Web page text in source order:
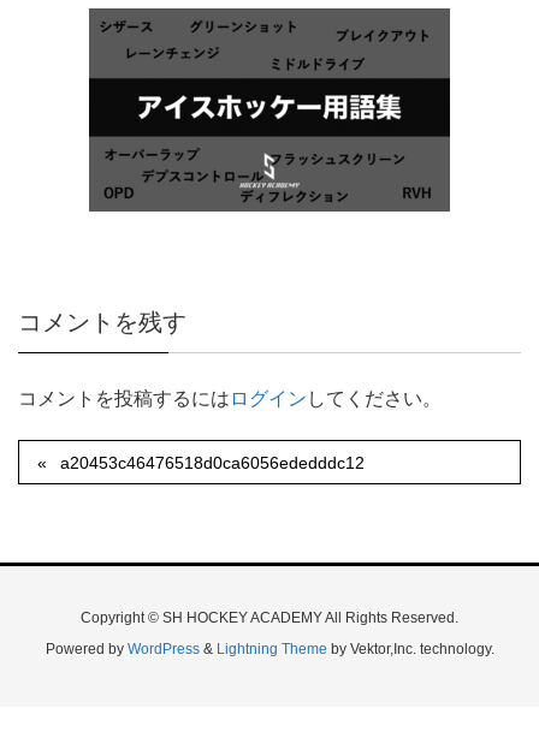
コメントを残す
コメントを投稿するには ログイン してください。
a20453c46476518d0ca6056ededddc12
Copyright © SH HOCKEY ACADEMY All Rights Reserved.
Powered by WordPress& Lightning Theme by Vektor,Inc. technology.